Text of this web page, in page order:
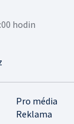
Pro média
Reklama
hodin